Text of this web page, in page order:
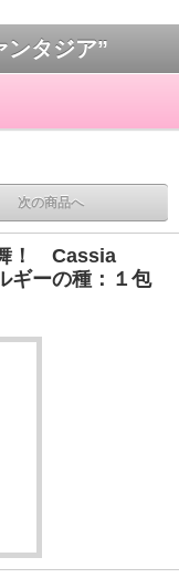
タジア”
次の商品へ
！ Cassia
ギーの種：１包